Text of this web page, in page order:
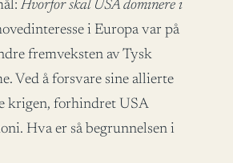
Hvorfor skal USA dominere i
i Europa var på
fremveksten av Tysk
Ved å forsvare sine allierte
krigen, forhindret USA
Hva er så begrunnelsen i